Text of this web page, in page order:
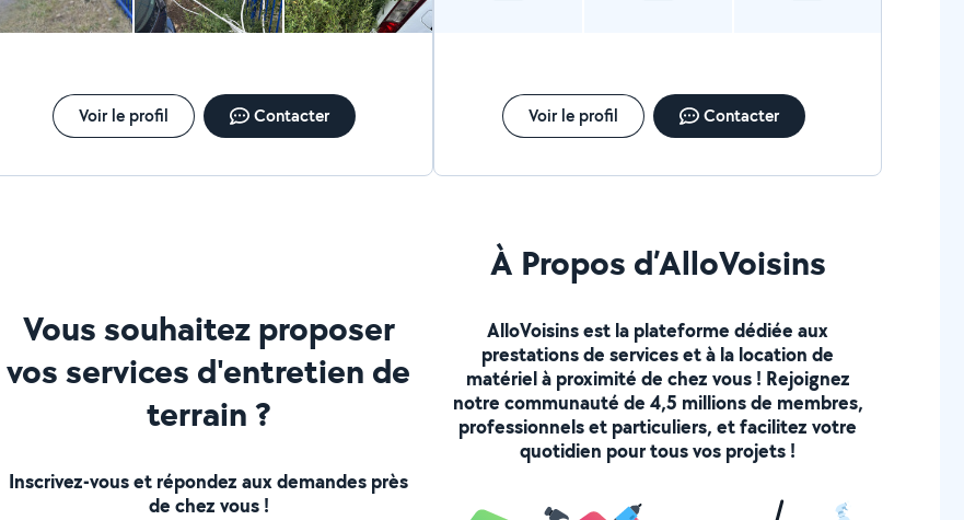
Voir le profil Contacter Voir le profil Contacter
Vous souhaitez proposer
vos services d'entretien de
terrain ?
Inscrivez-vous et répondez aux demandes près
de chez vous !
À Propos d’AlloVoisins
AlloVoisins est la plateforme dédiée aux
prestations de services et à la location de
matériel à proximité de chez vous ! Rejoignez
notre communauté de 4,5 millions de membres,
professionnels et particuliers, et facilitez votre
quotidien pour tous vos projets !